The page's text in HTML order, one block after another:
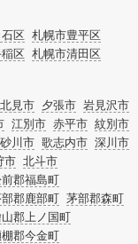
区 札幌市豊平区
区 札幌市清田区
北見市 夕張市 岩見沢市
江別市 赤平市 紋別市
砂川市 歌志内市 深川市
市 北斗市
郡福島町
郡鹿部町 茅部郡森町
郡上ノ国町
郡今金町